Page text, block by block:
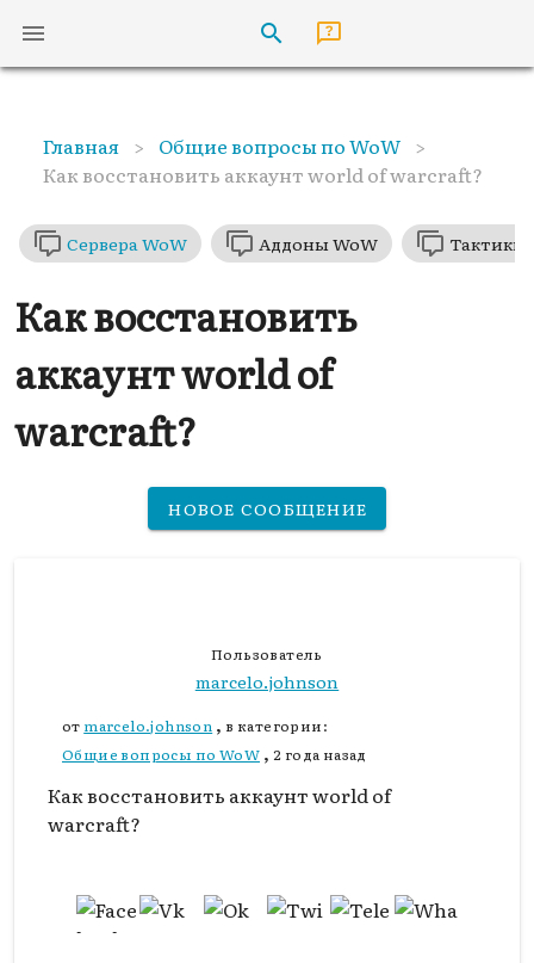
Главная > Общие вопросы по WoW >
Как восстановить аккаунт world of warcraft?
Сервера WoW Аддоны WoW Тактики
Как восстановить
аккаунт world of
warcraft?
НОВОЕ СООБЩЕНИЕ
Пользователь
marcelo.johnson
от marcelo.johnson , в категории:
Общие вопросы по WoW , 2 года назад
Как восстановить аккаунт world of
warcraft?